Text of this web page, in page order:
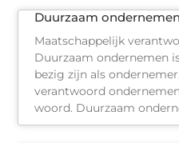
Duurzaam ondernemen
Maatschappelijk
Duurzaam ondernemen
bezig zijn als
verantwoord
woord. Duurzaam